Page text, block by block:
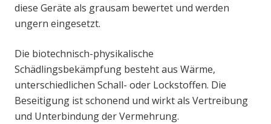
diese Geräte als grausam bewertet und werden
ungern eingesetzt.
Die biotechnisch-physikalische
Schädlingsbekämpfung besteht aus Wärme,
unterschiedlichen Schall- oder Lockstoffen. Die
Beseitigung ist schonend und wirkt als Vertreibung
und Unterbindung der Vermehrung.